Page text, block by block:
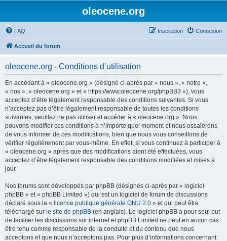
oleocene.org
FAQ Connexion
Inscription
Accueil du forum
oleocene.org - Conditions d’utilisation
En accédant à « oleocene.org » (désigné ci-après par « nous », « notre »,
« nos », « oleocene.org » et « https://www.oleocene.org/phpBB3 »), vous
acceptez d’être légalement responsable des conditions suivantes. Si vous
n’acceptez pas d’être légalement responsable de toutes les conditions
suivantes, veuillez ne pas utiliser et accéder à « oleocene.org ». Nous
pouvons modifier ces conditions à n’importe quel moment et nous essaierons
de vous informer de ces modifications, bien que nous vous conseillons de
vérifier régulièrement par vous-même. En effet, si vous continuez à participer à
« oleocene.org » après que des modifications aient été effectuées, vous
acceptez d’être légalement responsable des conditions modifiées et mises à
jour.
Nos forums sont développés par phpBB (désignés ci-après par « logiciel
phpBB » et « phpBB Limited ») qui est un logiciel de forum de discussions
déclaré sous la « licence publique générale GNU 2.0 » et qui peut être
téléchargé sur le site de phpBB (en anglais). Le logiciel phpBB a pour seul but
de faciliter les discussions sur internet et phpBB Limited ne peut en aucun cas
être tenu comme responsable de la conduite et du contenu que nous
acceptons et que nous n’acceptons pas. Pour plus d’informations concernant